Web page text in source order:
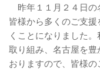
昨年１１月２４日の
皆様から多くのご支
くことになりました
取り組み、名古屋を
おりますので、皆様